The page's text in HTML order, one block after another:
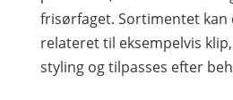
frisørfaget. Sortimentet
relateret til eksempelvis
styling og tilpasses efter